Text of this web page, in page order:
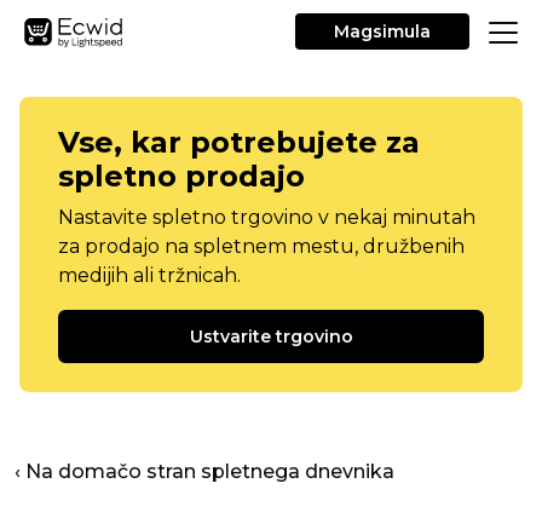
Magsimula
Vse, kar potrebujete za
spletno prodajo
Nastavite spletno trgovino v nekaj minutah
za prodajo na spletnem mestu, družbenih
medijih ali tržnicah.
Ustvarite trgovino
‹ Na domačo stran spletnega dnevnika